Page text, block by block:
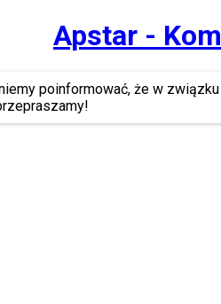
Apstar -
poinformować, że w